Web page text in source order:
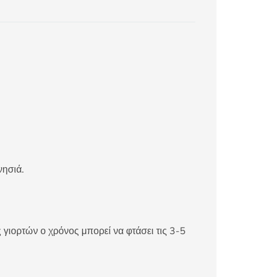
ο χρόνος μπορεί να φτάσει τις 3-5